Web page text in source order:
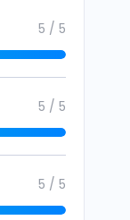
5 / 5
5 / 5
5 / 5